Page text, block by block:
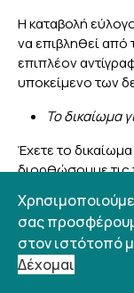
Η καταβολή
να επιβληθεί
επιπλέον
υποκείμενο των
Το δικαίωμα
Έχετε το
διορθώσουμε τις
συμπλήρωση των
Το δικαίωμα
Το δικαίωμα
σας
στον ιστότοπό
Δέχομαι